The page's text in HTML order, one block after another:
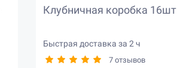
Клубничная коробка 16шт
Быстрая доставка за 2 ч
7 отзывов